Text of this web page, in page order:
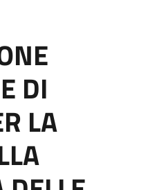
DI
LA